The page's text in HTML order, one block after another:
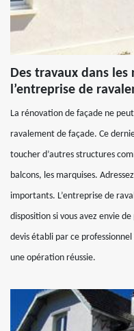
Des travaux dans les
l’entreprise de
La rénovation de façade ne
ravalement de façade. Ce
toucher d’autres structures
balcons, les marquises.
importants. L’entreprise de
disposition si vous avez envie
devis établi par ce
une opération réussie.